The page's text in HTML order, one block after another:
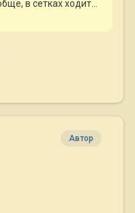
в сетках ходит...
Автор